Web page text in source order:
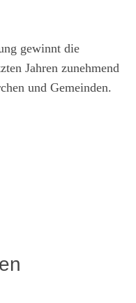
gewinnt die
Jahren zunehmend
und Gemeinden.